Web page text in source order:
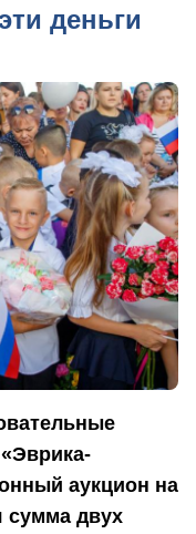
деньги
аукцион на
сумма двух